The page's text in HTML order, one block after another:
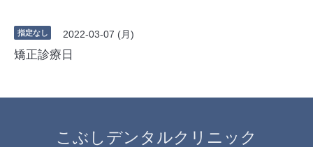
指定なし 2022-03-07 (月)
矯正診療日
こぶしデンタルクリニック